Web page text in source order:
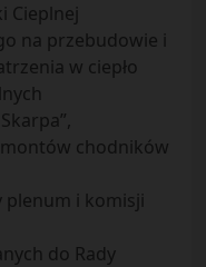
Cieplnej
na przebudowie i
w ciepło
chodników
i komisji
do Rady